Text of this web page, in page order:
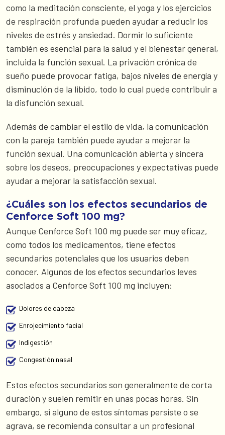
como la meditación consciente, el yoga y los ejercicios
de respiración profunda pueden ayudar a reducir los
niveles de estrés y ansiedad. Dormir lo suficiente
también es esencial para la salud y el bienestar general,
incluida la función sexual. La privación crónica de
sueño puede provocar fatiga, bajos niveles de energía y
disminución de la libido, todo lo cual puede contribuir a
la disfunción sexual.
Además de cambiar el estilo de vida, la comunicación
con la pareja también puede ayudar a mejorar la
función sexual. Una comunicación abierta y sincera
sobre los deseos, preocupaciones y expectativas puede
ayudar a mejorar la satisfacción sexual.
¿Cuáles son los efectos secundarios de
Cenforce Soft 100 mg?
Aunque Cenforce Soft 100 mg puede ser muy eficaz,
como todos los medicamentos, tiene efectos
secundarios potenciales que los usuarios deben
conocer. Algunos de los efectos secundarios leves
asociados a Cenforce Soft 100 mg incluyen:
Dolores de cabeza
Enrojecimiento facial
Indigestión
Congestión nasal
Estos efectos secundarios son generalmente de corta
duración y suelen remitir en unas pocas horas. Sin
embargo, si alguno de estos síntomas persiste o se
agrava, se recomienda consultar a un profesional